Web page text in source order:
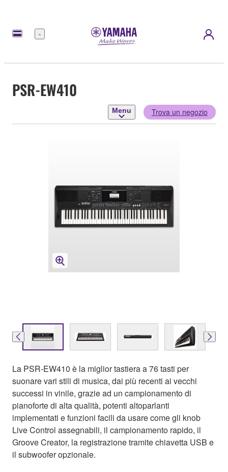
Menu
PSR-EW410
Menu Trova un negozio
La PSR-EW410 è la miglior tastiera a 76 tasti per
suonare vari stili di musica, dai più recenti ai vecchi
successi in vinile, grazie ad un campionamento di
pianoforte di alta qualità, potenti altoparlanti
implementati e funzioni facili da usare come gli knob
Live Control assegnabili, il campionamento rapido, il
Groove Creator, la registrazione tramite chiavetta USB e
il subwoofer opzionale.